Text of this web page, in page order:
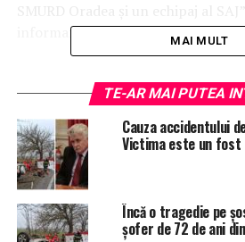
informarea ISU Crișana.
răspuns manevrelor și a decedat.
Celelalte două, un tânăr de 18 ani
ani, au fost transportați la Unitatea
Spitalului Clinic Județean Oradea.
UPDATE: Cauza accidentului
MAI MULT
TE-AR MAI PUTEA
Cauza accidentului
Victima este un
Încă o tragedie pe
șofer de 72 de ani